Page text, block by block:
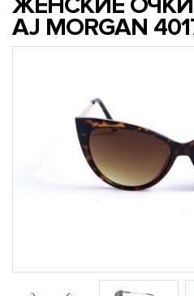
AJ MORGAN